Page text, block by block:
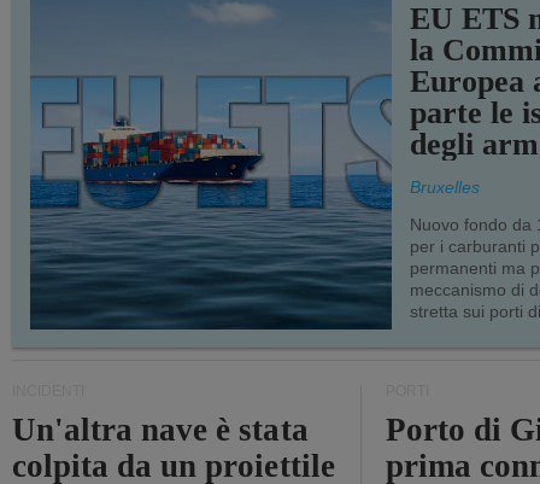
EU ETS
la
Europea
parte le
degli
Bruxelles
Nuovo fondo da
per i carburanti
permanenti ma
meccanismo di
stretta sui porti
Un'altra nave è stata
colpita da un proiettile
Porto di
prima